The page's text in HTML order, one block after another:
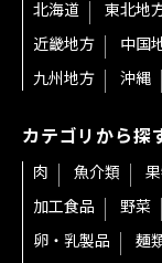
北海道 東北地
近畿地方
中国
九州地方
沖縄
カテゴリから探
肉 魚介類
加工食品
野菜
卵・乳製品
麺